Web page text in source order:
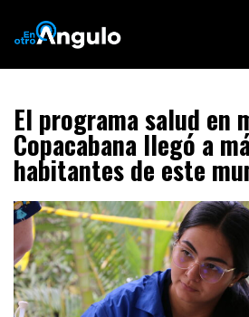
El programa salud en
Copacabana llegó a
habitantes de este